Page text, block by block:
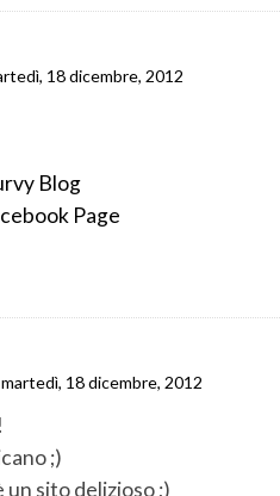
18 dicembre, 2012
Blog
Page
martedì, 18 dicembre, 2012
;)
un sito delizioso ;)